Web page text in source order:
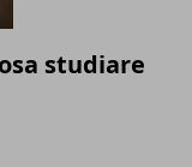
studiare